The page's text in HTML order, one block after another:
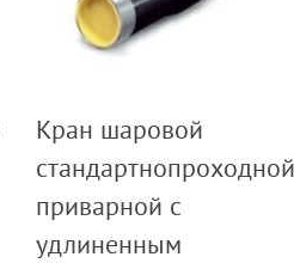
Кран шаровой
приварной с
удлиненным